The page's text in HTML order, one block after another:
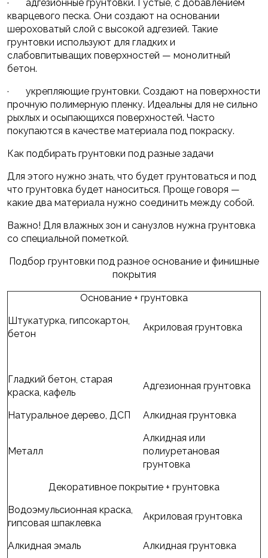
· адгезионные грунтовки. Густые, с добавлением
кварцевого песка. Они создают на основании
шероховатый слой с высокой адгезией. Такие
грунтовки используют для гладких и
слабовпитыващих поверхностей — монолитный
бетон.
· укрепляющие грунтовки. Создают на поверхности
прочную полимерную пленку. Идеальны для не сильно
рыхлых и осыпающихся поверхностей. Часто
покупаются в качестве материала под покраску.
Как подбирать грунтовки под разные задачи
Для этого нужно знать, что будет грунтоваться и под
что грунтовка будет наноситься. Проще говоря —
какие два материала нужно соединить между собой.
Важно! Для влажных зон и санузлов нужна грунтовка
со специальной пометкой.
Подбор грунтовки под разное основание и финишные
покрытия
Основание + грунтовка
Штукатурка, гипсокартон,
бетон
Акриловая грунтовка
Гладкий бетон, старая
краска, кафель
Адгезионная грунтовка
Натуральное дерево, ДСП Алкидная грунтовка
Металл
Алкидная или
полиуретановая
грунтовка
Декоративное покрытие + грунтовка
Водоэмульсионная краска,
гипсовая шпаклевка
Акриловая грунтовка
Алкидная эмаль
Алкидная грунтовка